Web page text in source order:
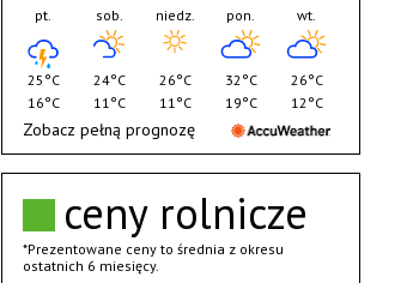
ceny rolnicze
*Prezentowane ceny to średnia z okresu
ostatnich 6 miesięcy.
pt.
25°C
16°C
sob.
24°C
11°C
niedz.
26°C
11°C
pon.
32°C
19°C
wt.
26°C
12°C
Zobacz pełną prognozę